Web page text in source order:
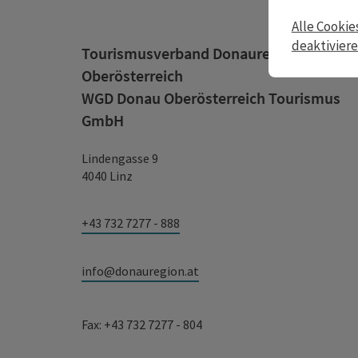
Tourismusverband Donauregion
Oberösterreich
WGD Donau Oberösterreich Tourismus
GmbH
Lindengasse 9
4040 Linz
+43 732 7277 - 888
info@donauregion.at
Fax: +43 732 7277 - 804
Alle